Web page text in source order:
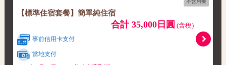
不含用餐
【標準住宿套餐】簡單純住宿
合計 35,000日圓 (含稅)
事前信用卡支付
當地支付